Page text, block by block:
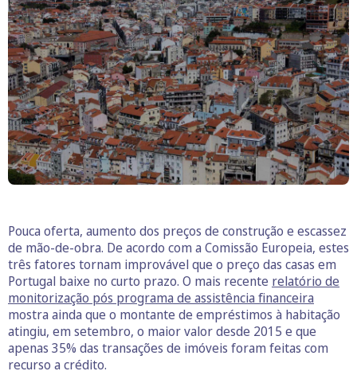
Pouca oferta, aumento dos preços de construção e escassez
de mão-de-obra. De acordo com a Comissão Europeia, estes
três fatores tornam improvável que o preço das casas em
Portugal baixe no curto prazo. O mais recente relatório de
monitorização pós programa de assistência financeira
mostra ainda que o montante de empréstimos à habitação
atingiu, em setembro, o maior valor desde 2015 e que
apenas 35% das transações de imóveis foram feitas com
recurso a crédito.